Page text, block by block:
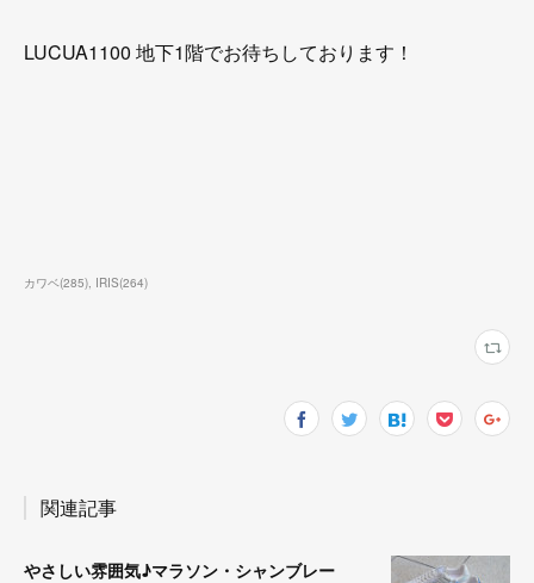
LUCUA1100 地下1階でお待ちしております！
カワベ(285) IRIS(264)
関連記事
やさしい雰囲気♪マラソン・シャンブレー